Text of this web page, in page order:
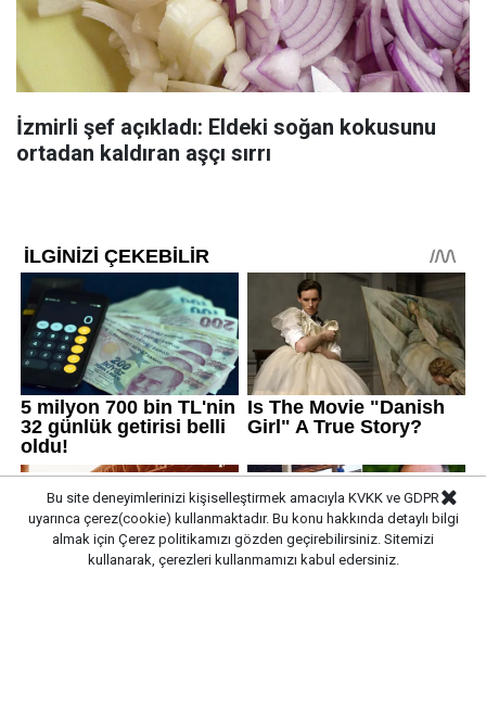
İzmirli şef açıkladı: Eldeki soğan kokusunu
ortadan kaldıran aşçı sırrı
Bu site deneyimlerinizi kişiselleştirmek amacıyla KVKK ve GDPR
uyarınca çerez(cookie) kullanmaktadır. Bu konu hakkında detaylı bilgi
almak için Çerez politikamızı gözden geçirebilirsiniz. Sitemizi
kullanarak, çerezleri kullanmamızı kabul edersiniz.